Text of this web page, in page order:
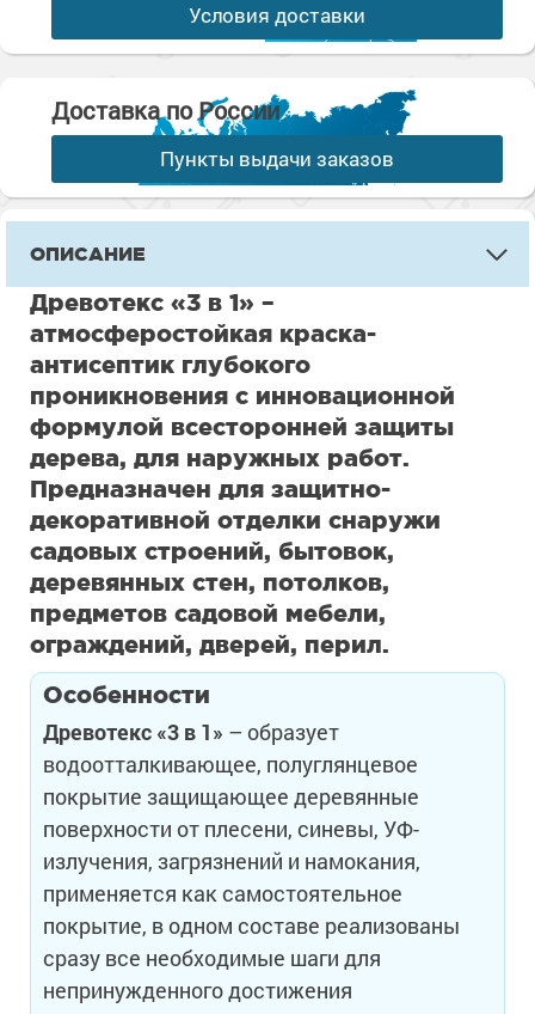
Условия доставки
Доставка по России
Пункты выдачи заказов
ОПИСАНИЕ
Древотекс «3 в 1» –
атмосферостойкая краска-
антисептик глубокого
проникновения с инновационной
формулой всесторонней защиты
дерева, для наружных работ.
Предназначен для защитно-
декоративной отделки снаружи
садовых строений, бытовок,
деревянных стен, потолков,
предметов садовой мебели,
ограждений, дверей, перил.
Особенности
Древотекс «3 в 1» – образует
водоотталкивающее, полуглянцевое
покрытие защищающее деревянные
поверхности от плесени, синевы, УФ-
излучения, загрязнений и намокания,
применяется как самостоятельное
покрытие, в одном составе реализованы
сразу все необходимые шаги для
непринужденного достижения